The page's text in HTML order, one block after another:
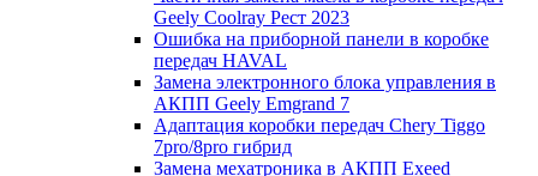
Geely Coolray Pест 2023
Ошибка на приборной панели в коробке
передач HAVAL
Замена электронного блока управления в
АКПП Geely Emgrand 7
Адаптация коробки передач Chery Tiggo
7pro/8pro гибрид
Замена мехатроника в АКПП Exeed